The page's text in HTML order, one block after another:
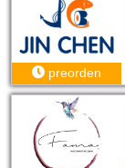
preorden